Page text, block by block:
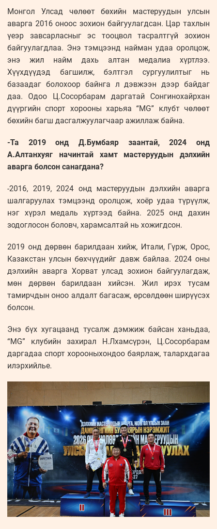
Монгол Улсад чөлөөт бөхийн мастеруудын улсын
аварга 2016 оноос зохион байгуулагдсан. Цар тахлын
үеэр завсарласныг эс тооцвол тасралтгүй зохион
байгуулагдлаа. Энэ тэмцээнд найман удаа оролцож,
энэ жил найм дахь алтан медалиа хүртлээ.
Хүүхдүүдэд багшилж, бэлтгэл сургуулилтыг нь
базаадаг болохоор байнга л дэвжээн дээр байдаг
даа. Одоо Ц.Сосорбарам даргатай Сонгинохайрхан
дүүргийн спорт хорооны харьяа “MG” клубт чөлөөт
бөхийн багш дасгалжуулагчаар ажиллаж байна.
-Та 2019 онд Д.Бумбаяр заантай, 2024 онд
А.Алтанхуяг начинтай хамт мастеруудын дэлхийн
аварга болсон санагдана?
-2016, 2019, 2024 онд мастеруудын дэлхийн аварга
шалгаруулах тэмцээнд оролцож, хоёр удаа түрүүлж,
нэг хүрэл медаль хүртээд байна. 2025 онд дахин
зодоглосон боловч, харамсалтай нь хожигдсон.
2019 онд дөрвөн барилдаан хийж, Итали, Гүрж, Орос,
Казакстан улсын бөхчүүдийг давж байлаа. 2024 оны
дэлхийн аварга Хорват улсад зохион байгуулагдаж,
мөн дөрвөн барилдаан хийсэн. Жил ирэх тусам
тамирчдын оноо алдалт багасаж, өрсөлдөөн ширүүсэх
болсон.
Энэ бүх хугацаанд тусалж дэмжиж байсан ханьдаа,
“MG” клубийн захирал Н.Лхамсүрэн, Ц.Сосорбарам
даргадаа спорт хорооныхондоо баярлаж, талархдагаа
илэрхийлье.